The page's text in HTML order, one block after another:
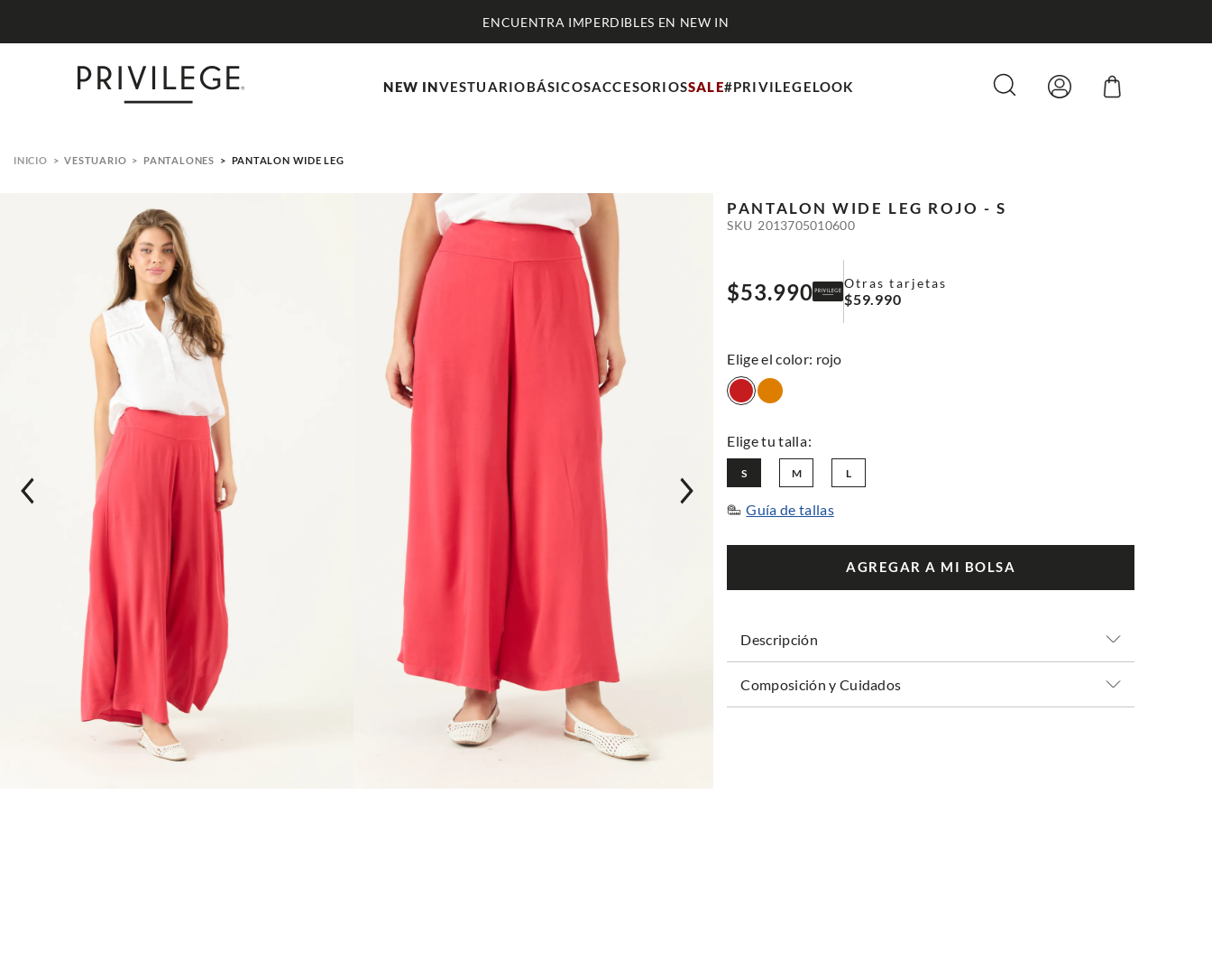
NEW INVESTUARIOBÁSICOSACCESORIOSSALE#PRIVILEGELOOK
VESTUARIO PANTALONES PANTALON WIDE LEG
PANTALON WIDE LEG ROJO - S
SKU 2013705010600
$53.990 Otras tarjetas
$59.990
: rojo
L
M
S
Guía de tallas
AGREGAR A MI BOLSA
Descripción
Composición y Cuidados